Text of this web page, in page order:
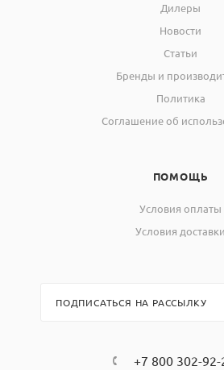
Дилеры
Новости
Статьи
Бренды и
Политика
Соглашение об
ПОМОЩЬ
Условия оплаты
Условия доставки
ПОДПИСАТЬСЯ НА РАССЫЛКУ
+7 800 302-92-